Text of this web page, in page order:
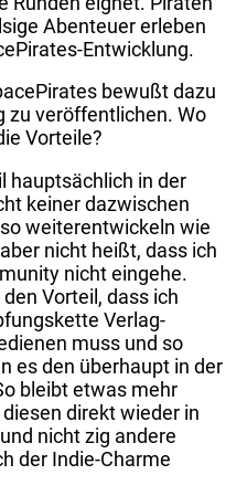
Abenteuer erleben
Entwicklung.
bewußt dazu
zu veröffentlichen. Wo
Vorteile?
hauptsächlich in der
keiner dazwischen
weiterentwickeln wie
nicht heißt, dass ich
nicht eingehe.
Vorteil, dass ich
Verlag-
muss und so
es den überhaupt in der
bleibt etwas mehr
direkt wieder in
nicht zig andere
der Indie-Charme